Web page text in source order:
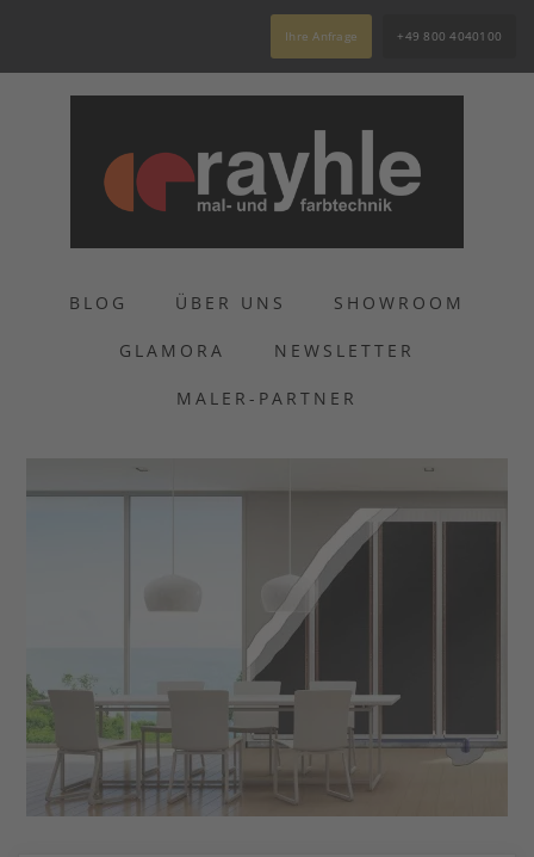
Ihre Anfrage +49 800 4040100
BLOG ÜBER UNS SHOWROOM
GLAMORA NEWSLETTER
MALER-PARTNER